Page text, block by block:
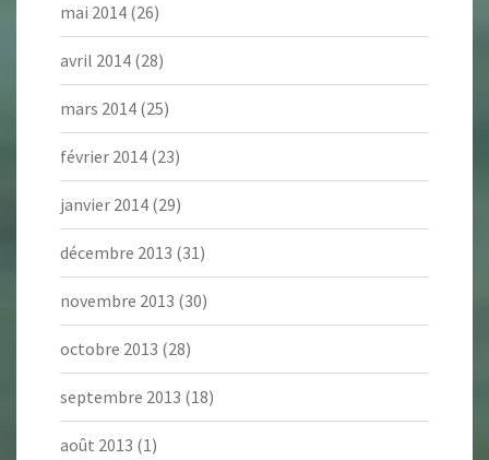
mai 2014 (26)
avril 2014 (28)
mars 2014 (25)
février 2014 (23)
janvier 2014 (29)
décembre 2013 (31)
novembre 2013 (30)
octobre 2013 (28)
septembre 2013 (18)
août 2013 (1)